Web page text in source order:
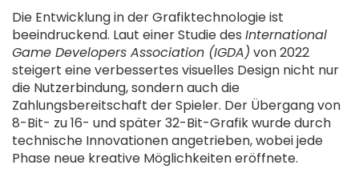
Die Entwicklung in der Grafiktechnologie ist
beeindruckend. Laut einer Studie des International
Game Developers Association (IGDA) von 2022
steigert eine verbessertes visuelles Design nicht nur
die Nutzerbindung, sondern auch die
Zahlungsbereitschaft der Spieler. Der Übergang von
8-Bit- zu 16- und später 32-Bit-Grafik wurde durch
technische Innovationen angetrieben, wobei jede
Phase neue kreative Möglichkeiten eröffnete.